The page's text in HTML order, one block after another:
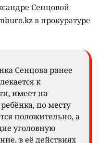
Сенцовой
в прокуратуре
Сенцова ранее
к
имеет на
по месту
положительно, а
уголовную
в её действиях